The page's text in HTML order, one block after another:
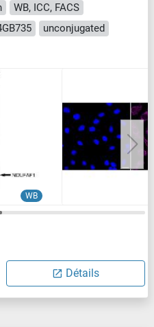
WB, ICC, FACS
unconjugated
WB
Détails